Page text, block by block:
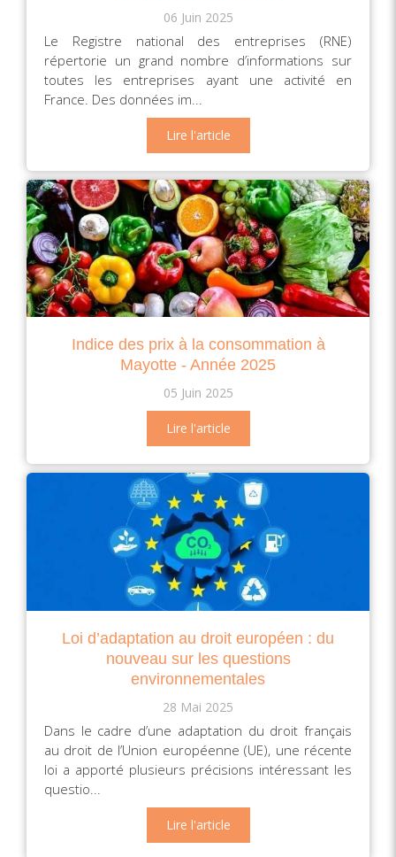
06 Juin 2025
Le Registre national des entreprises (RNE)
répertorie un grand nombre d’informations sur
toutes les entreprises ayant une activité en
France. Des données im...
Lire l'article
Indice des prix à la consommation à
Mayotte - Année 2025
05 Juin 2025
Lire l'article
Loi d’adaptation au droit européen : du
nouveau sur les questions
environnementales
28 Mai 2025
Dans le cadre d’une adaptation du droit français
au droit de l’Union européenne (UE), une récente
loi a apporté plusieurs précisions intéressant les
questio...
Lire l'article